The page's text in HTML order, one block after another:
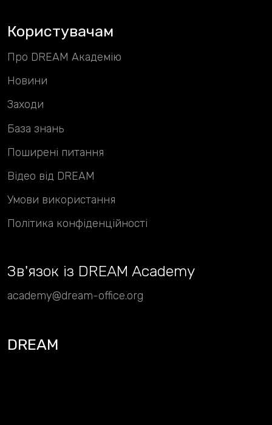
Користувачам
Про DREAM Академію
Новини
Умови використання
Політика конфіденційності
Заходи
База знань
Поширені питання
Відео від DREAM
academy@dream-office.org
DREAM
Зв'язок із DREAM Academy